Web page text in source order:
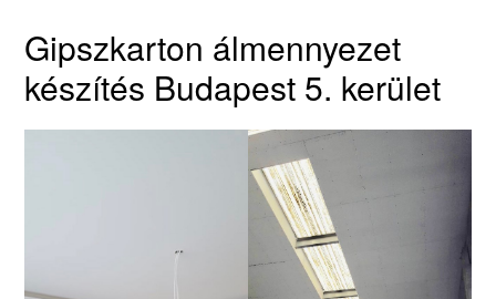
Gipszkarton álmennyezet
készítés Budapest 5. kerület